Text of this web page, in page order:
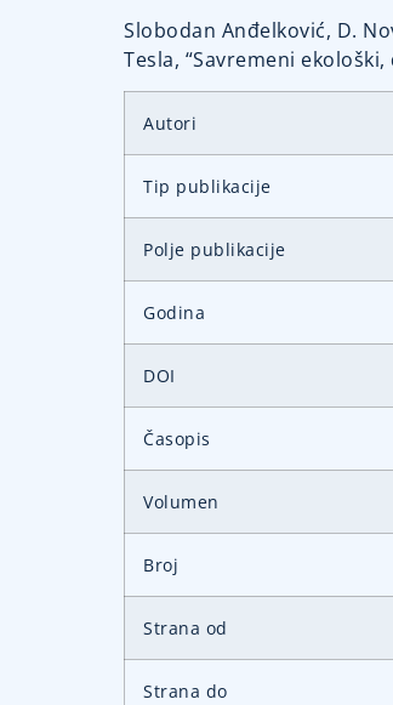
Slobodan Anđelković, D.
Tesla, “Savremeni
Autori
Tip publikacije
Polje publikacije
Godina
DOI
Časopis
Volumen
Broj
Strana od
Strana do